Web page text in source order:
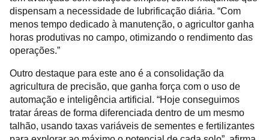
dispensam a necessidade de lubrificação diária. “Com
menos tempo dedicado à manutenção, o agricultor ganha
horas produtivas no campo, otimizando o rendimento das
operações.”
Outro destaque para este ano é a consolidação da
agricultura de precisão, que ganha força com o uso de
automação e inteligência artificial. “Hoje conseguimos
tratar áreas de forma diferenciada dentro de um mesmo
talhão, usando taxas variáveis de sementes e fertilizantes